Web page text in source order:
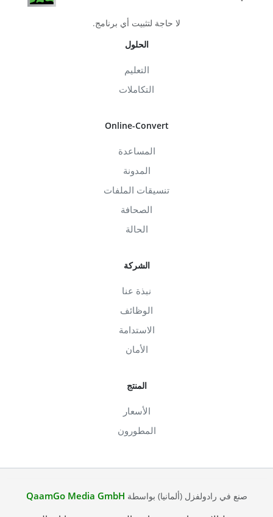
لا حاجة لتثبيت أي برنامج.
الحلول
التعليم
التكاملات
Online-Convert
المساعدة
المدونة
تنسيقات الملفات
الصحافة
الحالة
الشركة
نبذة عنا
الوظائف
الاستدامة
الأمان
المنتج
الأسعار
المطورون
صنع في رادولفزل (ألمانيا) بواسطة QaamGo Media GmbH